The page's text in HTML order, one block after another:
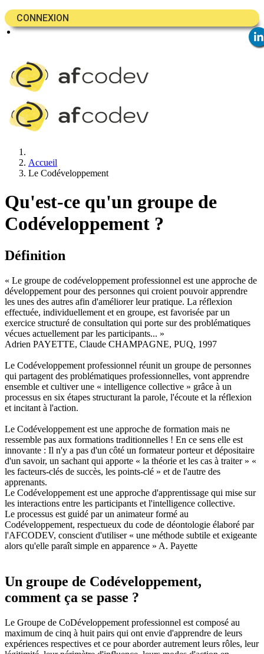
CONNEXION
Accueil
Le Codéveloppement
Qu'est-ce qu'un groupe de
Codéveloppement ?
Définition
« Le groupe de codéveloppement professionnel est une approche de
développement pour des personnes qui croient pouvoir apprendre
les unes des autres afin d'améliorer leur pratique. La réflexion
effectuée, individuellement et en groupe, est favorisée par un
exercice structuré de consultation qui porte sur des problématiques
vécues actuellement par les participants... »
Adrien PAYETTE, Claude CHAMPAGNE, PUQ, 1997
Le Codéveloppement professionnel réunit un groupe de personnes
qui partagent des problématiques professionnelles, vont apprendre
ensemble et cultiver une « intelligence collective » grâce à un
processus en six étapes structurant la parole, l'écoute et la réflexion
et incitant à l'action.
Le Codéveloppement est une approche de formation mais ne
ressemble pas aux formations traditionnelles ! En ce sens elle est
innovante : Il n'y a pas d'un côté un formateur porteur et dépositaire
d'un savoir, un sachant qui apporte « la théorie et les cas à traiter » «
les facteurs-clés de succès, les points-clé » et de l'autre des
apprenants.
Le Codéveloppement est une approche d'apprentissage qui mise sur
les interactions entre les participants et l'intelligence collective.
Le processus est guidé par un animateur formé au
Codéveloppement, respectueux du code de déontologie élaboré par
l'AFCODEV, conscient d'utiliser « une méthode subtile et exigeante
alors qu'elle paraît simple en apparence » A. Payette
Un groupe de Codéveloppement,
comment ça se passe ?
Le Groupe de CoDéveloppement professionnel est composé au
maximum de cinq à huit pairs qui ont envie d'apprendre de leurs
expériences respectives et ce pour aborder autrement leurs rôles, leur